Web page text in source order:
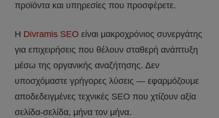
προϊόντα και υπηρεσίες που προσφέρετε.
Η Divramis SEO είναι μακροχρόνιος συνεργάτης
για επιχειρήσεις που θέλουν σταθερή ανάπτυξη
μέσω της οργανικής αναζήτησης. Δεν
υποσχόμαστε γρήγορες λύσεις — εφαρμόζουμε
αποδεδειγμένες τεχνικές SEO που χτίζουν αξία
σελίδα-σελίδα, μήνα τον μήνα.